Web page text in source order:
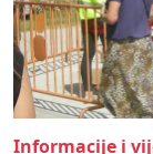
Informacije i